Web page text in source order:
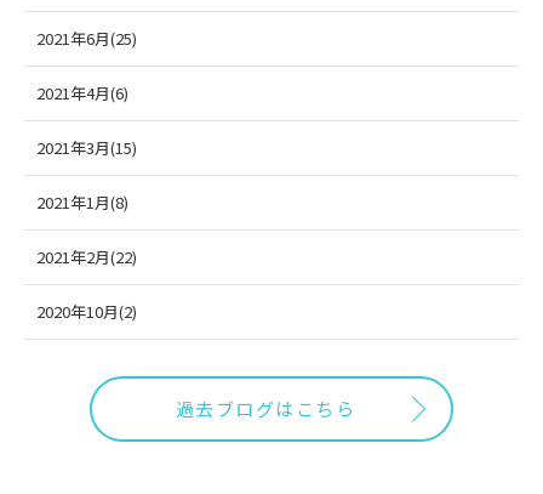
2021年6月(25)
2021年4月(6)
2021年3月(15)
2021年1月(8)
2021年2月(22)
2020年10月(2)
過去ブログはこちら